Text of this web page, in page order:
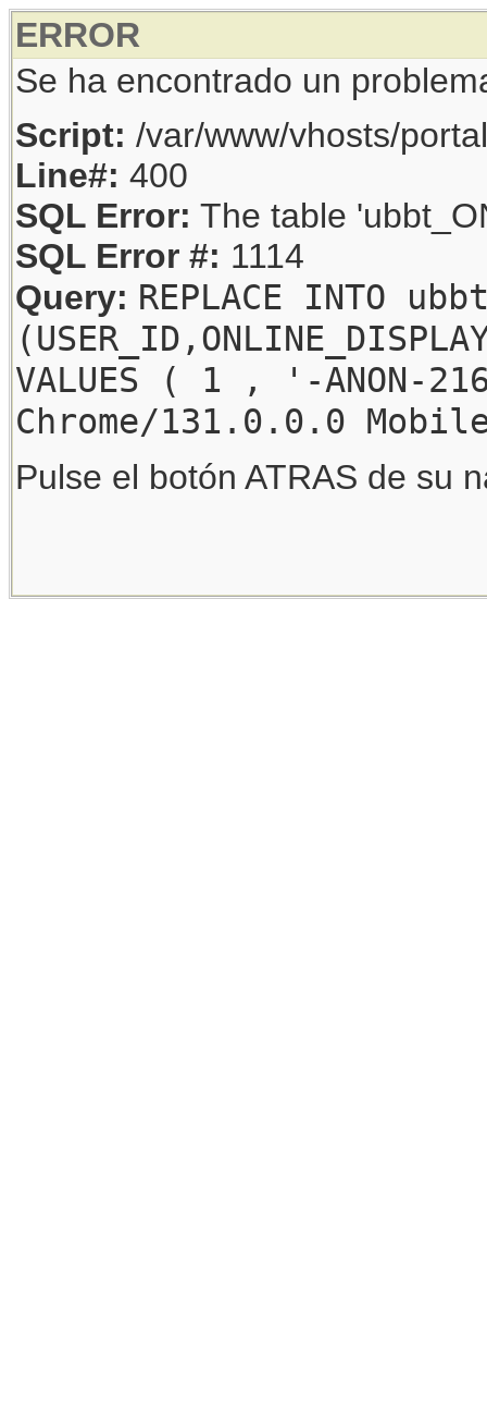
ERROR
Se ha encontrado un
Script: /var/www/vhosts/
Line#: 400
SQL Error: The table
SQL Error #: 1114
Query: REPLACE INTO
VALUES ( 1 , '-
Chrome/131.0.0.0
Pulse el botón ATRAS de su